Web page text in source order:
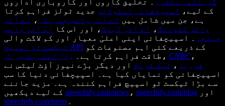
کے لیے،
اسپیچفائی اسٹوڈیو جدید ٹولز فراہم کرتا
ہے، جن میں شامل ہیں اے آئی وائس جنریٹر ،
اے آئی
وائس کلوننگ، اے آئی ڈبنگ، اور اس کا
اے آئی وائس
چینجر
۔ اسپیچفائی اپنی اعلیٰ معیار اور کم لاگت والی
ٹیکسٹ ٹو اسپیچ API
طاقت فراہم کرتا ہے۔
وال اسٹریٹ جرنل ، CNBC ،
فوربز ، ٹیک کرنچ اور دیگر بڑے نیوز آؤٹ لیٹس نے
اسپیچفائی کو نمایاں کیا ہے۔ اسپیچفائی دنیا کا سب
سے بڑا ٹیکسٹ ٹو اسپیچ فراہم کنندہ ہے۔ مزید جاننے
speechify.com/news ، speechify.com/blog اور
speechify.com/press